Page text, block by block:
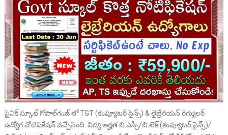
సైనిక్ స్కూల్ గోపాల్‌గంజ్ లో TGT (కంప్యూటర్ సైన్స్) & లైబ్రేరియన్ రెగ్యులర్
ఉద్యోగ నోటిఫికేషన్ వచ్చేసింది. విద్య అర్హత బి.ఎస్సీ/బి.టెక్ (కంప్యూటర్ సైన్స్)/